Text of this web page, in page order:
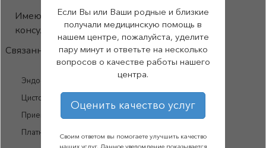
Имеются противопоказания. Необходима
консультация специалиста
Связанные материалы:
Эндоскопия под наркозом
Цистоскопия
Прием Гинеколога
Платный приём врача-дерматолога
Если Вы или Ваши родные и близкие
получали медицинскую помощь в
нашем центре, пожалуйста, уделите
пару минут и ответьте на несколько
вопросов о качестве работы нашего
центра.
Оценить качество услуг
Своим ответом вы помогаете улучшить качество
наших услуг. Данное уведомление показывается